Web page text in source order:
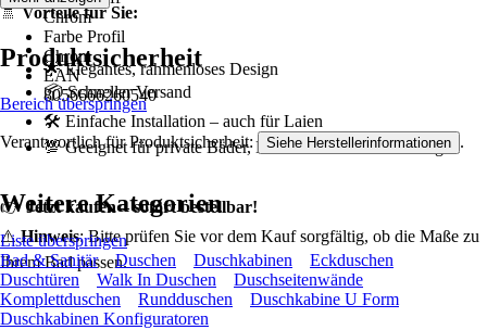
Chrom
Farbe Profil
Chrom
EAN
8056666260540
🚿Vorteile für Sie:
🌟 Elegantes, rahmenloses Design
📦 Schneller Versand
🛠️ Einfache Installation – auch für Laien
💯 Geeignet für private Bäder, Hotels und Ferienwohnungen
👉Jetzt kaufen – sofort bestellbar!
⚠️Hinweis: Bitte prüfen Sie vor dem Kauf sorgfältig, ob die Maße zu
Ihrem Bad passen.
Produktsicherheit
Bereich überspringen
Verantwortlich für Produktsicherheit: Siehe Herstellerinformationen .
Weitere Kategorien
Liste überspringen
Bad & Sanitär
Duschen Duschkabinen
Eckduschen
Duschtüren
Walk In Duschen
Duschseitenwände
Komplettduschen
Rundduschen
Duschkabine U Form
Duschkabinen Konfiguratoren